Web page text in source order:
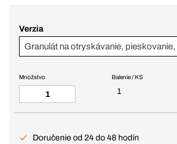
Verzia
Balenie / KS
1
Množstvo
Doručenie od 24 do 48 hodín